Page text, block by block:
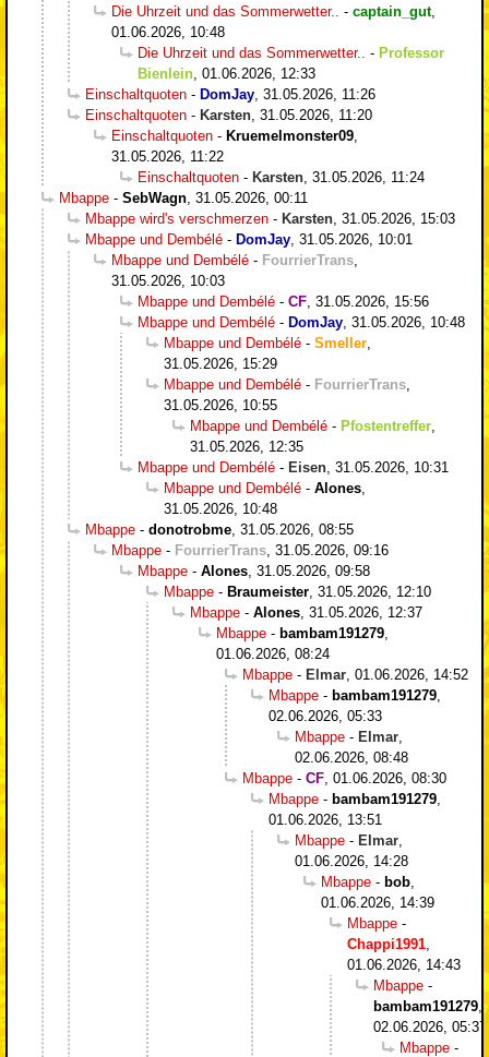
Die Uhrzeit und das Sommerwetter..
- captain_gut,
01.06.2026, 10:48
Die Uhrzeit und das Sommerwetter..
- Professor
Bienlein 01.06.2026, 12:33
Einschaltquoten - DomJay 31.05.2026, 11:26
Einschaltquoten - Karsten 31.05.2026, 11:20
Einschaltquoten - Kruemelmonster09
31.05.2026, 11:22
Einschaltquoten - Karsten 31.05.2026, 11:24
Mbappe - SebWagn 31.05.2026, 00:11
Mbappe wird's verschmerzen - Karsten 31.05.2026, 15:03
Mbappe und Dembélé - DomJay 31.05.2026, 10:01
Mbappe und Dembélé - FourrierTrans
31.05.2026, 10:03
Mbappe und Dembélé - CF 31.05.2026, 15:56
Mbappe und Dembélé - DomJay 31.05.2026, 10:48
Mbappe und Dembélé - Smeller
31.05.2026, 15:29
Mbappe und Dembélé - FourrierTrans
31.05.2026, 10:55
Mbappe und Dembélé - Pfostentreffer
31.05.2026, 12:35
Mbappe und Dembélé - Eisen 31.05.2026, 10:31
Mbappe und Dembélé - Alones
31.05.2026, 10:48
Mbappe - donotrobme 31.05.2026, 08:55
Mbappe - FourrierTrans 31.05.2026, 09:16
Mbappe - Alones 31.05.2026, 09:58
Mbappe - Braumeister 31.05.2026, 12:10
Mbappe - Alones 31.05.2026, 12:37
Mbappe - bambam191279
01.06.2026, 08:24
Mbappe - Elmar 01.06.2026, 14:52
Mbappe - bambam191279
02.06.2026, 05:33
Mbappe - Elmar
02.06.2026, 08:48
Mbappe - CF 01.06.2026, 08:30
Mbappe - bambam191279
01.06.2026, 13:51
Mbappe - Elmar
01.06.2026, 14:28
Mbappe - bob
01.06.2026, 14:39
Mbappe -
Chappi1991
01.06.2026, 14:43
Mbappe -
bambam191279
02.06.2026, 05:37
Mbappe -